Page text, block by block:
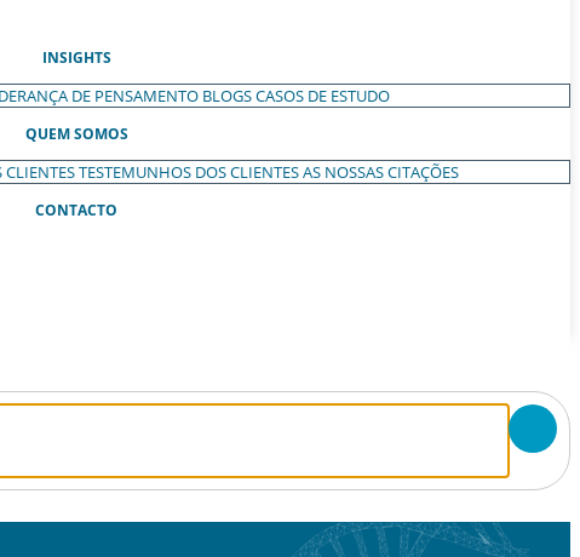
INSIGHTS
DE PENSAMENTO BLOGSCASOS DE ESTUDO
QUEM SOMOS
CLIENTESTESTEMUNHOS DOS CLIENTESAS NOSSAS CITAÇÕES
CONTACTO